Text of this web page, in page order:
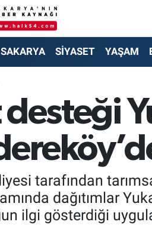
SAKARYA SİYASET YAŞAM
tarafından
dağıtımlar
ilgi gösterdiği